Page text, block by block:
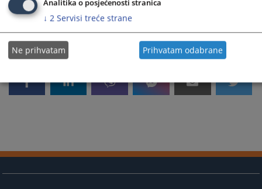
Analitika o posjećenosti stranica
↓ 2 Servisi treće strane
Ne prihvatam Prihvatam odabrane